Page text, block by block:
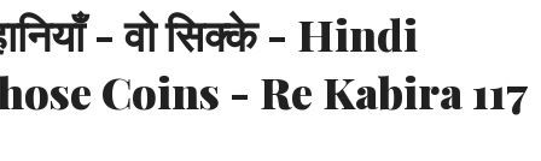
- वो सिक्के - Hindi
Coins - Re Kabira 117